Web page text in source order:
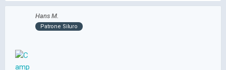
Hans M.
Patrone Siluro